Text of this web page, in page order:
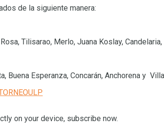
de la siguiente manera:
Tilisarao, Merlo, Juana Koslay, Candelaria,
Buena Esperanza, Concarán, Anchorena y
ULP
on your device, subscribe now.